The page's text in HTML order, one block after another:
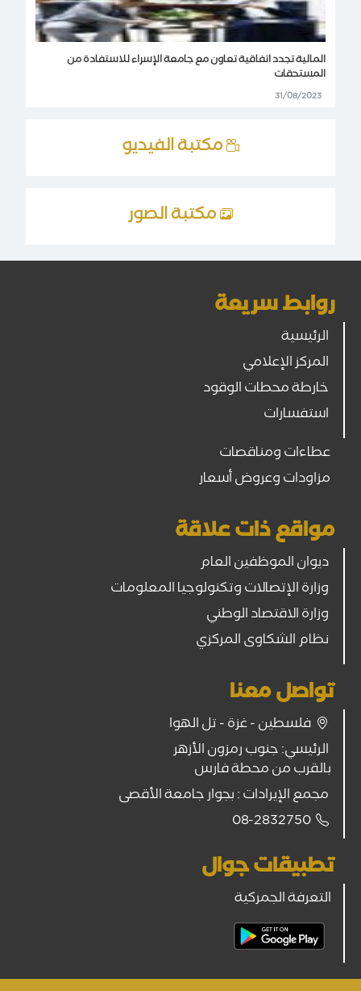
المالية تجدد اتفاقية تعاون مع جامعة الإسراء للاستفادة من
المستحقات
31/08/2023
مكتبة الفيديو
مكتبة الصور
روابط سريعة
الرئيسية
المركز الإعلامي
خارطة محطات الوقود
استفسارات
عطاءات ومناقصات
مزاودات وعروض أسعار
مواقع ذات علاقة
ديوان الموظفين العام
وزارة الإتصالات وتكنولوجيا المعلومات
وزارة الاقتصاد الوطني
نظام الشكاوى المركزي
تواصل معنا
فلسطين - غزة - تل الهوا
الرئيسي: جنوب رمزون الأزهر
بالقرب من محطة فارس
مجمع الإيرادات : بجوار جامعة الأقصى
08-2832750
تطبيقات جوال
التعرفة الجمركية